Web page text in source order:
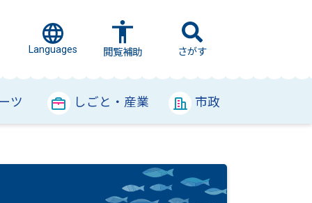
Languages 閲覧補助 さがす
ツ しごと・産業 市政